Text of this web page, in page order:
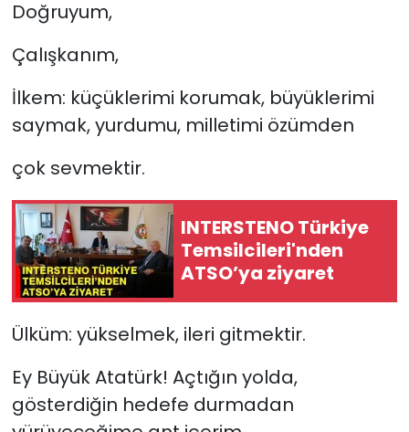
Doğruyum,
Çalışkanım,
İlkem: küçüklerimi korumak, büyüklerimi
saymak, yurdumu, milletimi özümden
çok sevmektir.
INTERSTENO Türkiye
Temsilcileri'nden
ATSO’ya ziyaret
Ülküm: yükselmek, ileri gitmektir.
Ey Büyük Atatürk! Açtığın yolda,
gösterdiğin hedefe durmadan